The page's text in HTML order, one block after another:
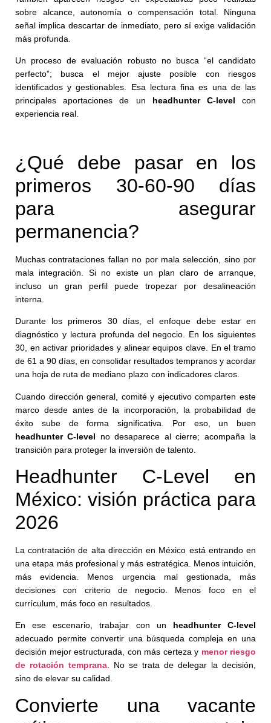
sobre alcance, autonomía o compensación total. Ninguna
señal implica descartar de inmediato, pero sí exige validación
más profunda.
Un proceso de evaluación robusto no busca “el candidato
perfecto”; busca el mejor ajuste posible con riesgos
identificados y gestionables. Esa lectura fina es una de las
principales aportaciones de un headhunter C-level con
experiencia real.
¿Qué debe pasar en los
primeros 30-60-90 días
para asegurar
permanencia?
Muchas contrataciones fallan no por mala selección, sino por
mala integración. Si no existe un plan claro de arranque,
incluso un gran perfil puede tropezar por desalineación
interna.
Durante los primeros 30 días, el enfoque debe estar en
diagnóstico y lectura profunda del negocio. En los siguientes
30, en activar prioridades y alinear equipos clave. En el tramo
de 61 a 90 días, en consolidar resultados tempranos y acordar
una hoja de ruta de mediano plazo con indicadores claros.
Cuando dirección general, comité y ejecutivo comparten este
marco desde antes de la incorporación, la probabilidad de
éxito sube de forma significativa. Por eso, un buen
headhunter C-level no desaparece al cierre; acompaña la
transición para proteger la inversión de talento.
Headhunter C-Level en
México: visión práctica para
2026
La contratación de alta dirección en México está entrando en
una etapa más profesional y más estratégica. Menos intuición,
más evidencia. Menos urgencia mal gestionada, más
decisiones con criterio de negocio. Menos foco en el
currículum, más foco en resultados.
En ese escenario, trabajar con un headhunter C-level
adecuado permite convertir una búsqueda compleja en una
decisión mejor estructurada, con más certeza y menor riesgo
de rotación temprana. No se trata de delegar la decisión,
sino de elevar su calidad.
Convierte una vacante